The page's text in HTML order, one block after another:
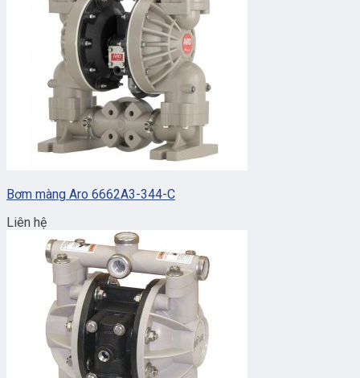
Bơm màng Aro 6662A3-344-C
Liên hệ